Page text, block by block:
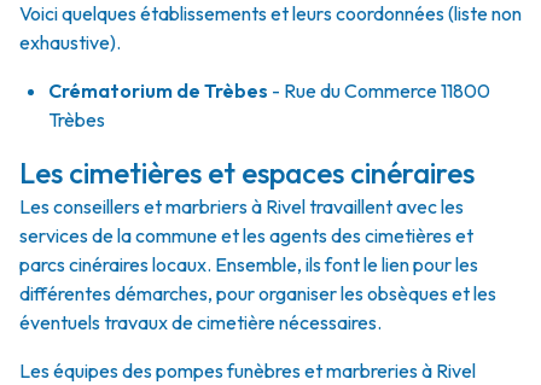
Voici quelques établissements et leurs coordonnées (liste non
exhaustive).
Crématorium de Trèbes - Rue du Commerce 11800
Trèbes
Les cimetières et espaces cinéraires
Les conseillers et marbriers à Rivel travaillent avec les
services de la commune et les agents des cimetières et
parcs cinéraires locaux. Ensemble, ils font le lien pour les
différentes démarches, pour organiser les obsèques et les
éventuels travaux de cimetière nécessaires.
Les équipes des pompes funèbres et marbreries à Rivel